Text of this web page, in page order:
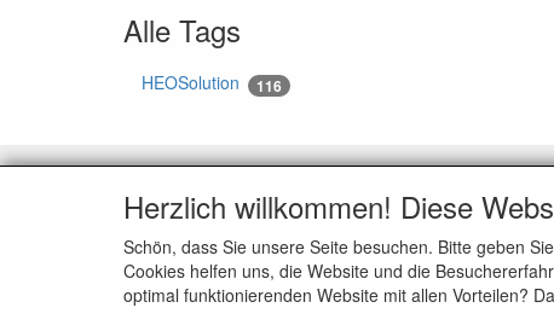
Alle Tags
HEOSolution 116
Zahlungsmöglichkeiten
Versenden
Rückgaben
Herzlich willkommen! Diese
Schön, dass Sie unsere Seite besuchen. Bitte geben
Cookies helfen uns, die Website und die
optimal funktionierenden Website mit allen Vorteilen?